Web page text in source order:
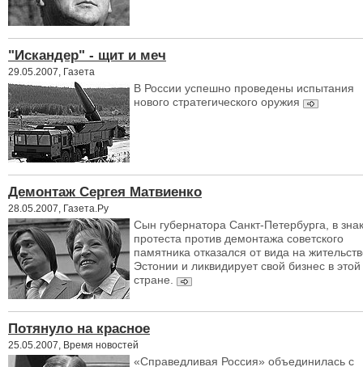
"Искандер" - щит и меч
29.05.2007, Газета
В России успешно проведены испытания
нового стратегического оружия
Демонтаж Сергея Матвиенко
28.05.2007, Газета.Ру
Cын губернатора Санкт-Петербурга, в знак
протеста против демонтажа советского
памятника отказался от вида на
Эстонии и ликвидирует свой бизнес в этой
стране.
Потянуло на красное
25.05.2007, Время новостей
«Справедливая Россия» объединилась с